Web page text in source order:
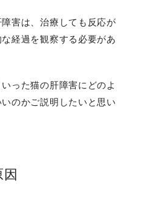
害は、治療しても反応が
経過を観察する必要があ
った猫の肝障害にどのよ
のかご説明したいと思い